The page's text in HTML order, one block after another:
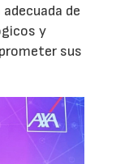
de
y
sus